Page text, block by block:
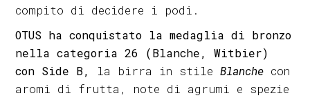
compito di decidere i podi.
OTUS ha conquistato la medaglia di bronzo
nella categoria 26 (Blanche, Witbier)
con Side B,
la birra in stileBlanche con
aromi di frutta, note di agrumi e spezie